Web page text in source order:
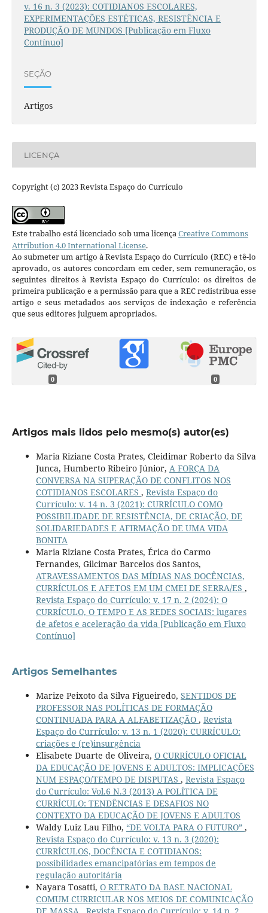
v. 16 n. 3 (2023): COTIDIANOS ESCOLARES,
EXPERIMENTAÇÕES ESTÉTICAS, RESISTÊNCIA E
PRODUÇÃO DE MUNDOS [Publicação em Fluxo
Contínuo]
SEÇÃO
Artigos
LICENÇA
Copyright (c) 2023 Revista Espaço do Currículo
Este trabalho está licenciado sob uma licençaCreative Commons
Attribution 4.0 International License.
Ao submeter um artigo à Revista Espaço do Currículo (REC) e tê-lo
aprovado, os autores concordam em ceder, sem remuneração, os
seguintes direitos à Revista Espaço do Currículo: os direitos de
primeira publicação e a permissão para que a REC redistribua esse
artigo e seus metadados aos serviços de indexação e referência
que seus editores julguem apropriados.
0 0
Artigos mais lidos pelo mesmo(s) autor(es)
Maria Riziane Costa Prates, Cleidimar Roberto da Silva
Junca, Humberto Ribeiro Júnior, A FORÇA DA
CONVERSA NA SUPERAÇÃO DE CONFLITOS NOS
COTIDIANOS ESCOLARES , Revista Espaço do
Currículo: v. 14 n. 3 (2021): CURRÍCULO COMO
POSSIBILIDADE DE RESISTÊNCIA, DE CRIAÇÃO, DE
SOLIDARIEDADES E AFIRMAÇÃO DE UMA VIDA
BONITA
Maria Riziane Costa Prates, Érica do Carmo
Fernandes, Gilcimar Barcelos dos Santos,
ATRAVESSAMENTOS DAS MÍDIAS NAS DOCÊNCIAS,
CURRÍCULOS E AFETOS EM UM CMEI DE SERRA/ES ,
Revista Espaço do Currículo: v. 17 n. 2 (2024): O
CURRÍCULO, O TEMPO E AS REDES SOCIAIS: lugares
de afetos e aceleração da vida [Publicação em Fluxo
Contínuo]
Artigos Semelhantes
Marize Peixoto da Silva Figueiredo, SENTIDOS DE
PROFESSOR NAS POLÍTICAS DE FORMAÇÃO
CONTINUADA PARA A ALFABETIZAÇÃO , Revista
Espaço do Currículo: v. 13 n. 1 (2020): CURRÍCULO:
criações e (re)insurgência
Elisabete Duarte de Oliveira, O CURRÍCULO OFICIAL
DA EDUCAÇÃO DE JOVENS E ADULTOS: IMPLICAÇÕES
NUM ESPAÇO/TEMPO DE DISPUTAS , Revista Espaço
do Currículo: Vol.6 N.3 (2013) A POLÍTICA DE
CURRÍCULO: TENDÊNCIAS E DESAFIOS NO
CONTEXTO DA EDUCAÇÃO DE JOVENS E ADULTOS
Waldy Luiz Lau Filho, “DE VOLTA PARA O FUTURO” ,
Revista Espaço do Currículo: v. 13 n. 3 (2020):
CURRÍCULOS, DOCÊNCIA E COTIDIANOS:
possibilidades emancipatórias em tempos de
regulação autoritária
Nayara Tosatti, O RETRATO DA BASE NACIONAL
COMUM CURRICULAR NOS MEIOS DE COMUNICAÇÃO